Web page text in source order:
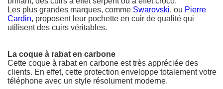
Les plus grandes marques, comme Swarovski, ou Pierre
Cardin, proposent leur pochette en cuir de qualité qui
utilisent des cuirs véritables.
La coque à rabat en carbone
Cette coque à rabat en carbone est très appréciée des
clients. En effet, cette protection enveloppe totalement votre
téléphone avec un style résolument moderne.